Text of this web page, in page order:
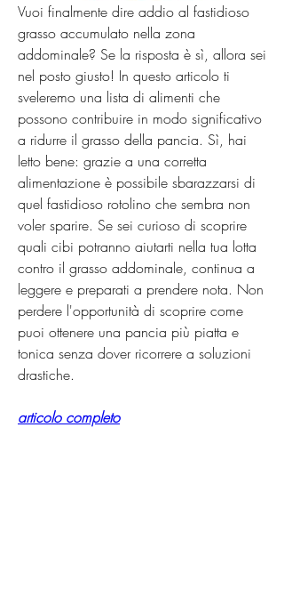
Vuoi finalmente dire addio al fastidioso
grasso accumulato nella zona
addominale? Se la risposta è sì, allora sei
nel posto giusto! In questo articolo ti
sveleremo una lista di alimenti che
possono contribuire in modo significativo
a ridurre il grasso della pancia. Sì, hai
letto bene: grazie a una corretta
alimentazione è possibile sbarazzarsi di
quel fastidioso rotolino che sembra non
voler sparire. Se sei curioso di scoprire
quali cibi potranno aiutarti nella tua lotta
contro il grasso addominale, continua a
leggere e preparati a prendere nota. Non
perdere l'opportunità di scoprire come
puoi ottenere una pancia più piatta e
tonica senza dover ricorrere a soluzioni
drastiche.
articolo completo